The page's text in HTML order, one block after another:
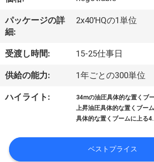
達
に
つ
い
場
パッケージの詳
細:
2x40'HQの1単位
受渡し時間: 15-25仕事日
供給の能力: 1年ごとの300単位
ハイライト: 34mの油圧具体的な置くブ
上昇油圧具体的な置くブーム
具体的な置くブームに上る
ベストプライス